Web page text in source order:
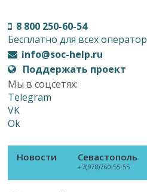
8 800 250-60-54
Бесплатно для всех
info@soc-help.ru
Поддержать проект
Мы в соцсетях:
Telegram
VK
Ok
Новости Севастополь
+7(978)760-55-55